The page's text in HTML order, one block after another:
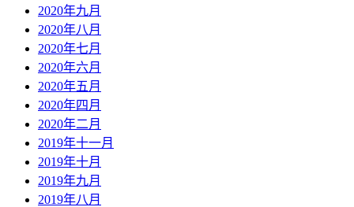
2020年九月
2020年八月
2020年七月
2020年六月
2020年五月
2020年四月
2020年二月
2019年十一月
2019年十月
2019年九月
2019年八月